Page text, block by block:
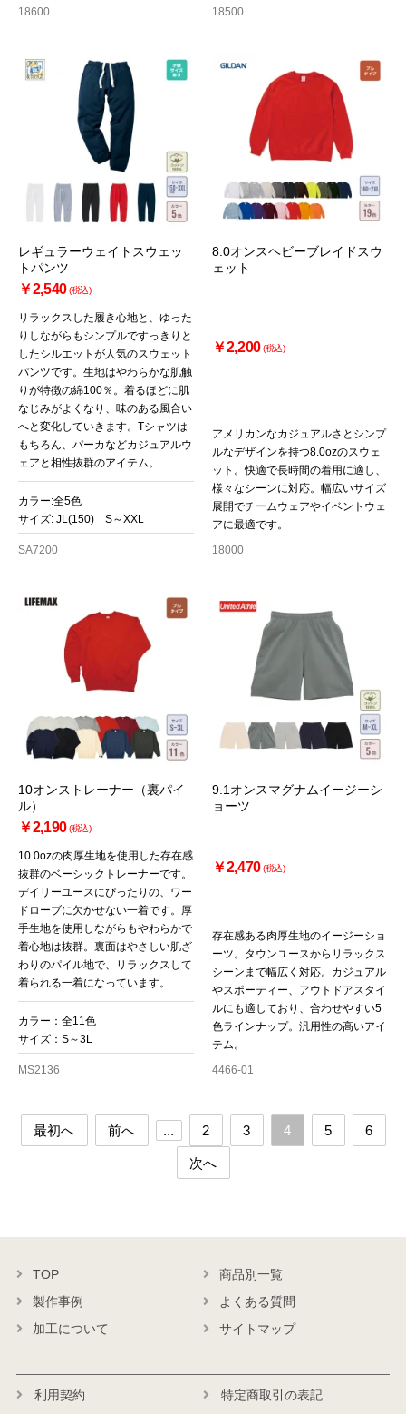
18600 18500
レギュラーウェイトスウェッ
トパンツ
￥2,540(税込)
リラックスした履き心地と、ゆった
りしながらもシンプルですっきりと
したシルエットが人気のスウェット
パンツです。生地はやわらかな肌触
りが特徴の綿100％。着るほどに肌
なじみがよくなり、味のある風合い
へと変化していきます。Tシャツは
もちろん、パーカなどカジュアルウ
ェアと相性抜群のアイテム。
カラー:全5色
サイズ: JL(150) S～XXL
SA7200
8.0オンスヘビーブレイドスウ
ェット
￥2,200(税込)
アメリカンなカジュアルさとシンプ
ルなデザインを持つ8.0ozのスウェ
ット。快適で長時間の着用に適し、
様々なシーンに対応。幅広いサイズ
展開でチームウェアやイベントウェ
アに最適です。
18000
10オンストレーナー（裏パイ
ル）
￥2,190(税込)
10.0ozの肉厚生地を使用した存在感
抜群のベーシックトレーナーです。
デイリーユースにぴったりの、ワー
ドローブに欠かせない一着です。厚
手生地を使用しながらもやわらかで
着心地は抜群。裏面はやさしい肌ざ
わりのパイル地で、リラックスして
着られる一着になっています。
カラー：全11色
サイズ：S～3L
MS2136
9.1オンスマグナムイージーシ
ョーツ
￥2,470(税込)
存在感ある肉厚生地のイージーショ
ーツ。タウンユースからリラックス
シーンまで幅広く対応。カジュアル
やスポーティー、アウトドアスタイ
ルにも適しており、合わせやすい5
色ラインナップ。汎用性の高いアイ
テム。
4466-01
最初へ 前へ ... 2 3 4 5 6
次へ
TOP
商品別一覧
製作事例
よくある質問
加工について
サイトマップ
利用契約
特定商取引の表記